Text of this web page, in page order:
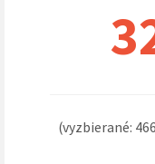
(vyzbierané: